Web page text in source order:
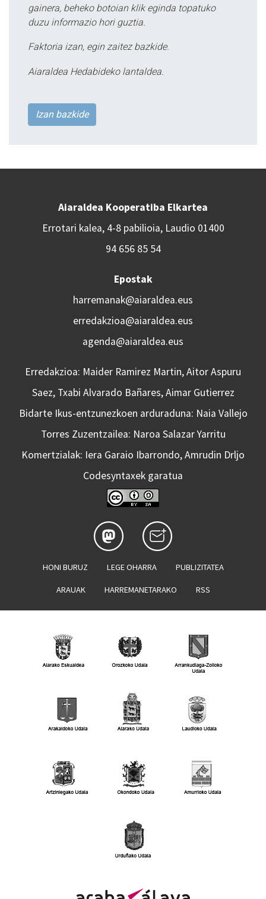
gainera, beheko botoian klik eginda topatuko
duzu informazio hori guztia.
Faktoria izan, egin zaitez bazkide.
Aiaraldea Hedabideko lantaldea.
Izan bazkide
Aiaraldea Kooperatiba Elkartea
Errotari kalea, 4-8 pabilioia, Laudio 01400
94 656 85 54
Epostak
harremanak@aiaraldea.eus
erredakzioa@aiaraldea.eus
agenda@aiaraldea.eus
Erredakzioa: Maider Ramirez Martin, Aitor Aspuru
Saez, Txabi Alvarado Bañares, Aimar Gutierrez
Bidarte Ikus-entzunezkoen arduraduna: Naia Vallejo
Torres Zuzentzailea: Naroa Salazar Yarritu
Komertzialak: Iera Garaio Ibarrondo, Amrudin Drljo
Codesyntaxek garatua
HONI BURUZ LEGE OHARRA PUBLIZITATEA
ARAUAK HARREMANETARAKO RSS